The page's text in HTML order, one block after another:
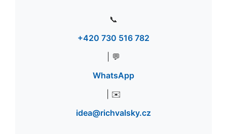
📞
+420 730 516 782
| 💬
WhatsApp
| ✉️
idea@richvalsky.cz